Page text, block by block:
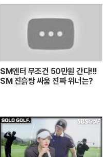
SM엔터 무조건 50만원 간다!!!
SM 진흙탕 싸움 진짜 위너는?